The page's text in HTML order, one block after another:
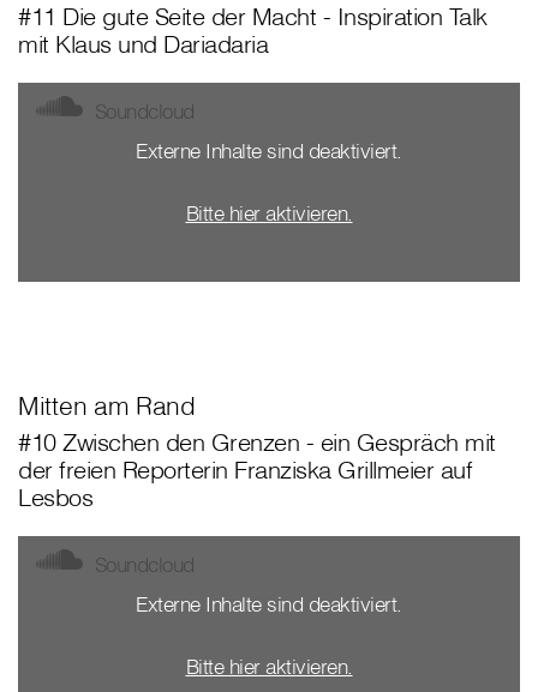
#11 Die gute Seite der Macht - Inspiration Talk
mit Klaus und Dariadaria
Soundcloud
Externe Inhalte sind deaktiviert.
Bitte hier aktivieren.
Mitten am Rand
#10 Zwischen den Grenzen - ein Gespräch mit
der freien Reporterin Franziska Grillmeier auf
Lesbos
Soundcloud
Externe Inhalte sind deaktiviert.
Bitte hier aktivieren.